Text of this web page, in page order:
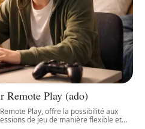
Remote Play (ado)
Play, offre la possibilité aux
de jeu de manière flexible et…